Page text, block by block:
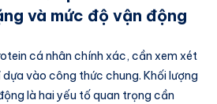
và mức độ vận động
cá nhân chính xác, cần xem xét
vào công thức chung. Khối lượng
là hai yếu tố quan trọng cần